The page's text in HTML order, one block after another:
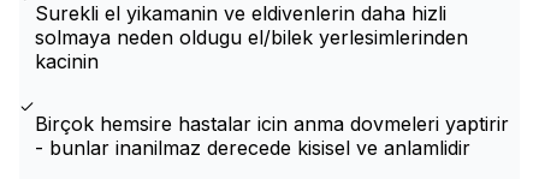
Surekli el yikamanin ve eldivenlerin daha hizli
solmaya neden oldugu el/bilek yerlesimlerinden
kacinin
Birçok hemsire hastalar icin anma dovmeleri yaptirir
- bunlar inanilmaz derecede kisisel ve anlamlidir